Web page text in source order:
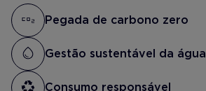
Pegada de carbono zero
Gestão sustentável da água
Consumo responsável